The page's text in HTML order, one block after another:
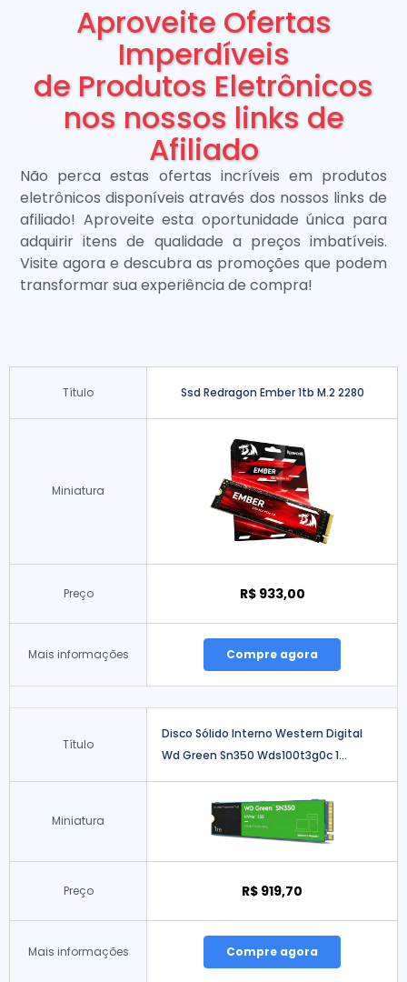
Aproveite Ofertas
Imperdíveis
de Produtos Eletrônicos
nos nossos links de
Afiliado
Não perca estas ofertas incríveis em produtos
eletrônicos disponíveis através dos nossos links de
afiliado! Aproveite esta oportunidade única para
adquirir itens de qualidade a preços imbatíveis.
Visite agora e descubra as promoções que podem
transformar sua experiência de compra!
Título Ssd Redragon Ember 1tb M.2 2280
Miniatura
Preço R$ 933,00
Mais informações Compre agora
Título
Disco Sólido Interno Western Digital
Wd Green Sn350 Wds100t3g0c 1...
Miniatura
Preço R$ 919,70
Mais informações Compre agora